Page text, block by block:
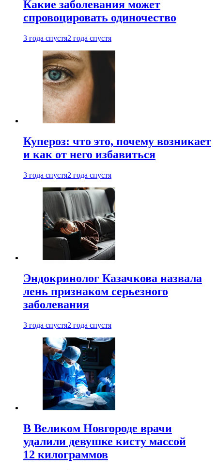
Какие заболевания может
спровоцировать одиночество
3 года спустя2 года спустя
Купероз: что это, почему возникает
и как от него избавиться
3 года спустя2 года спустя
Эндокринолог Казачкова назвала
лень признаком серьезного
заболевания
3 года спустя2 года спустя
В Великом Новгороде врачи
удалили девушке кисту массой
12 килограммов